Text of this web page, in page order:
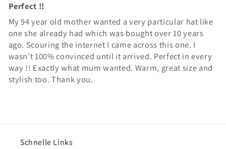
Perfect !!
My 94 year old mother wanted a very particular hat like
one she already had which was bought over 10 years
ago. Scouring the internet I came across this one. I
wasn't 100% convinced until it arrived. Perfect in every
way !! Exactly what mum wanted. Warm, great size and
stylish too. Thank you.
Schnelle Links